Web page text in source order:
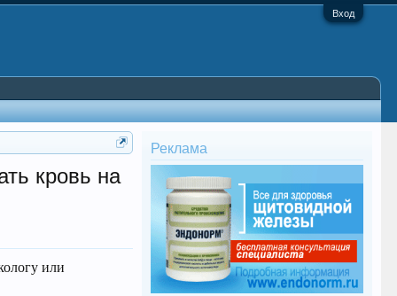
Вход
кровь на
или
Реклама